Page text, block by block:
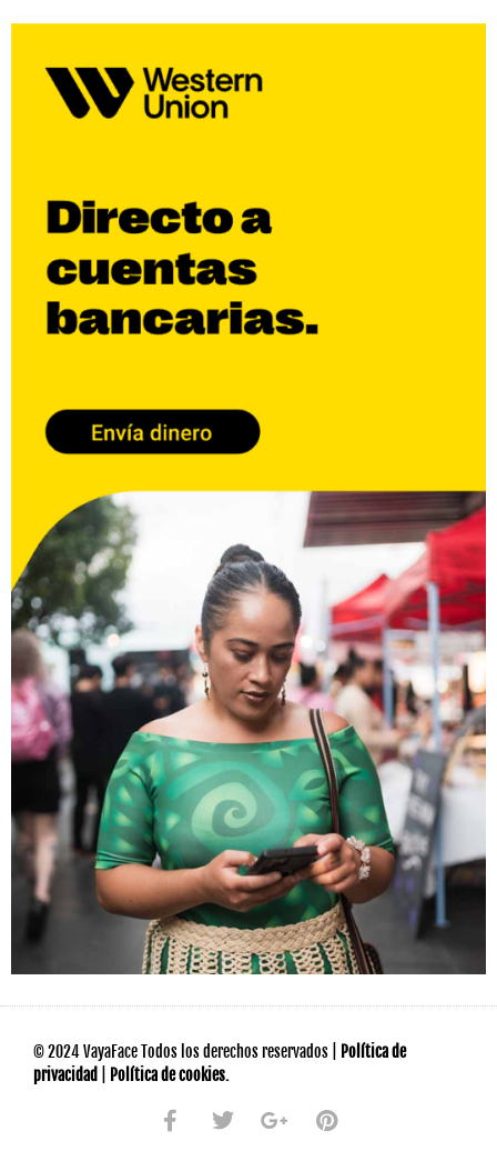
© 2024 VayaFace Todos los derechos reservados |
Política de
privacidad
Política de cookies.